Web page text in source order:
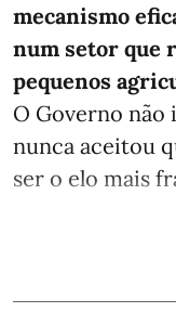
mecanismo
num setor que
pequenos
O Governo não
nunca aceitou
ser o elo mais